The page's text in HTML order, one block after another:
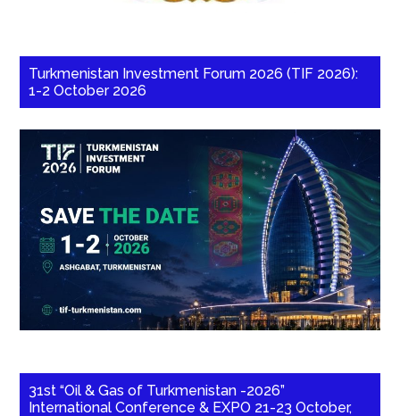
Turkmenistan Investment Forum 2026 (TIF 2026):
1-2 October 2026
31st “Oil & Gas of Turkmenistan -2026”
International Conference & EXPO 21-23 October,